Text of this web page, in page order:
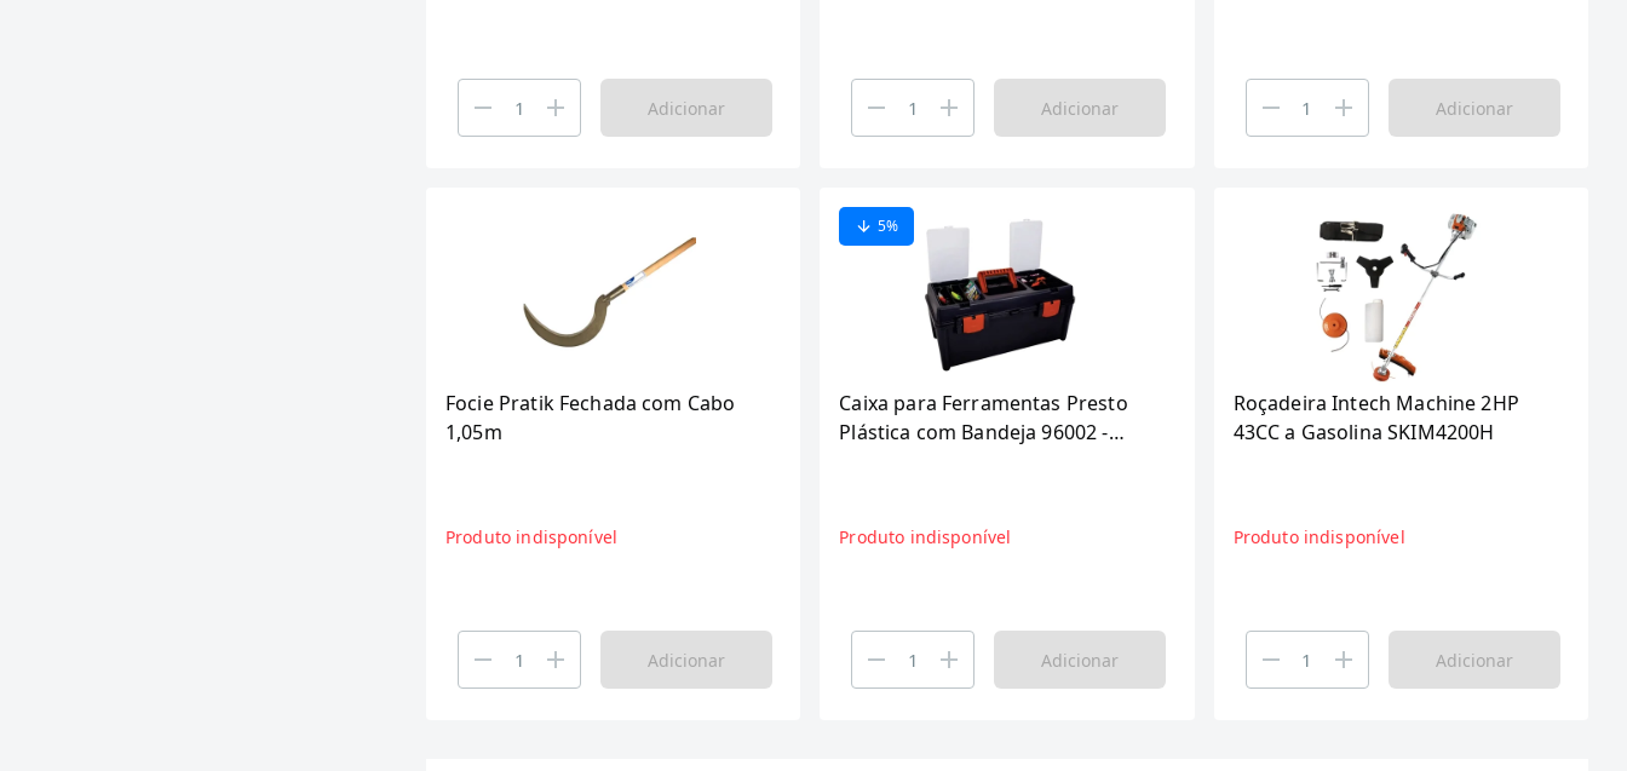
Adicionar Adicionar Adicionar
Focie Pratik Fechada com Cabo
1,05m
Produto indisponível
Adicionar
5%
Caixa para Ferramentas Presto
Plástica com Bandeja 96002 -
Produto indisponível
Adicionar
Roçadeira Intech Machine 2HP
43CC a Gasolina SKIM4200H
Produto indisponível
Adicionar